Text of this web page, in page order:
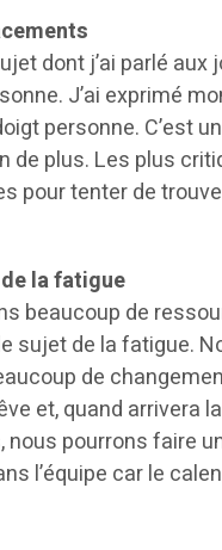
dont j’ai parlé aux
J’ai exprimé
personne. C’est
de plus. Les plus
pour tenter de
la fatigue
beaucoup de
sujet de la fatigue.
de
et, quand arrivera
nous pourrons faire
l’équipe car le